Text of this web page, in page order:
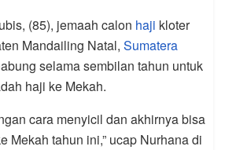
(85), jemaah calon haji kloter
Mandailing Natal, Sumatera
selama sembilan tahun untuk
haji ke Mekah.
cara menyicil dan akhirnya bisa
Mekah tahun ini,” ucap Nurhana di